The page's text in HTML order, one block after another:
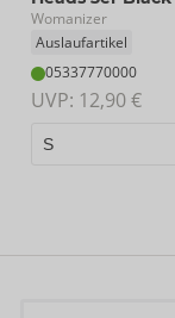
Womanizer
Auslaufartikel
05337770000
UVP: 12,90 €